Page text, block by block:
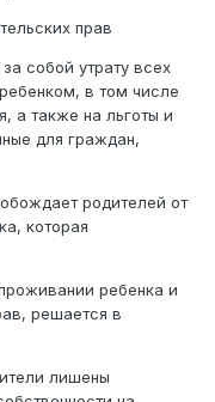
прав
собой утрату всех
в том числе
а также на льготы и
для граждан,
родителей от
которая
ребенка и
решается в
лишены